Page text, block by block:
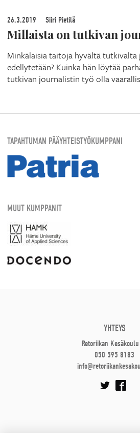
26.3.2019 Siiri Pietilä
Millaista on tutkivan
Minkälaisia taitoja hyvältä
edellytetään? Kuinka hän löytää
tutkivan journalistin työ olla
TAPAHTUMAN PÄÄYHTEISTYÖKUMPPANI
MUUT KUMPPANIT
YHTEYS
Retoriikan Kesäkoulu
050 595 8183